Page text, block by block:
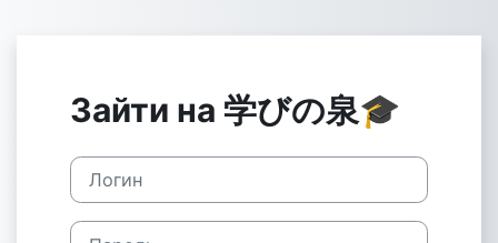
Зайти на 学びの泉🎓
Логин
Пароль